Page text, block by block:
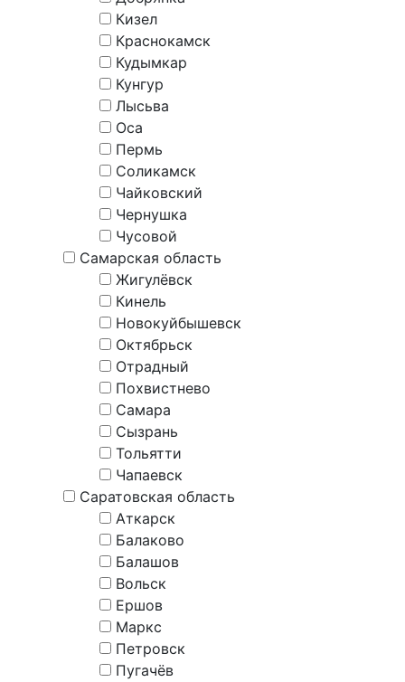
Кизел
Краснокамск
Кудымкар
Кунгур
Лысьва
Оса
Пермь
Соликамск
Чайковский
Чернушка
Чусовой
Самарская область
Жигулёвск
Кинель
Новокуйбышевск
Октябрьск
Отрадный
Похвистнево
Самара
Сызрань
Тольятти
Чапаевск
Саратовская область
Аткарск
Балаково
Балашов
Вольск
Ершов
Маркс
Петровск
Пугачёв